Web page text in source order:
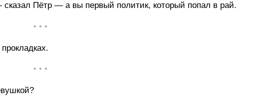
Пётр — а вы первый политик, который попал в рай.
• • •
• • •